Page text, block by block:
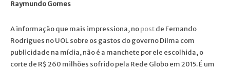
Raymundo Gomes
A informação que mais impressiona, nopostde Fernando
Rodrigues no UOL sobre os gastos do governo Dilma com
publicidade na mídia, não é a manchete por ele escolhida, o
corte de R$ 260 milhões sofrido pela Rede Globo em 2015. É um